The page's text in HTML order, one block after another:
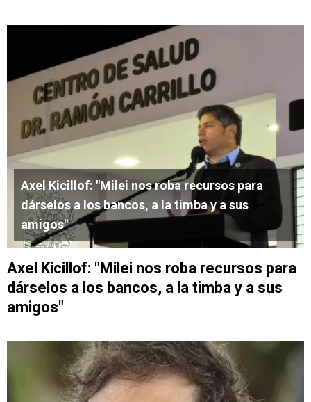
Axel Kicillof: "Milei nos roba recursos para
dárselos a los bancos, a la timba y a sus
amigos"
Axel Kicillof: "Milei nos roba recursos para
dárselos a los bancos, a la timba y a sus
amigos"